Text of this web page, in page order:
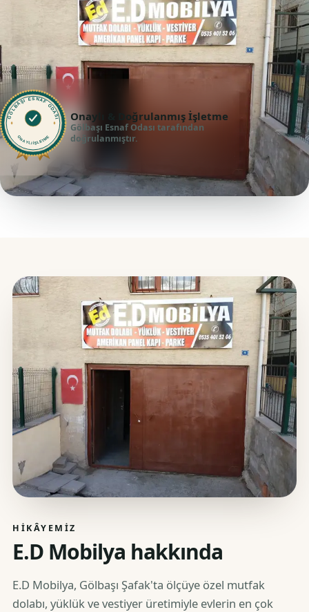
GÖLBAŞI ESNAF ODASI
ONAYLI İŞLETME
Onaylı & Doğrulanmış İşletme
Gölbaşı Esnaf Odası tarafından
doğrulanmıştır.
HIKÂYEMIZ
E.D Mobilya hakkında
E.D Mobilya, Gölbaşı Şafak'ta ölçüye özel mutfak
dolabı, yüklük ve vestiyer üretimiyle evlerin en çok